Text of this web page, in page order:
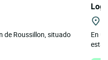
de Roussillon, situado
En